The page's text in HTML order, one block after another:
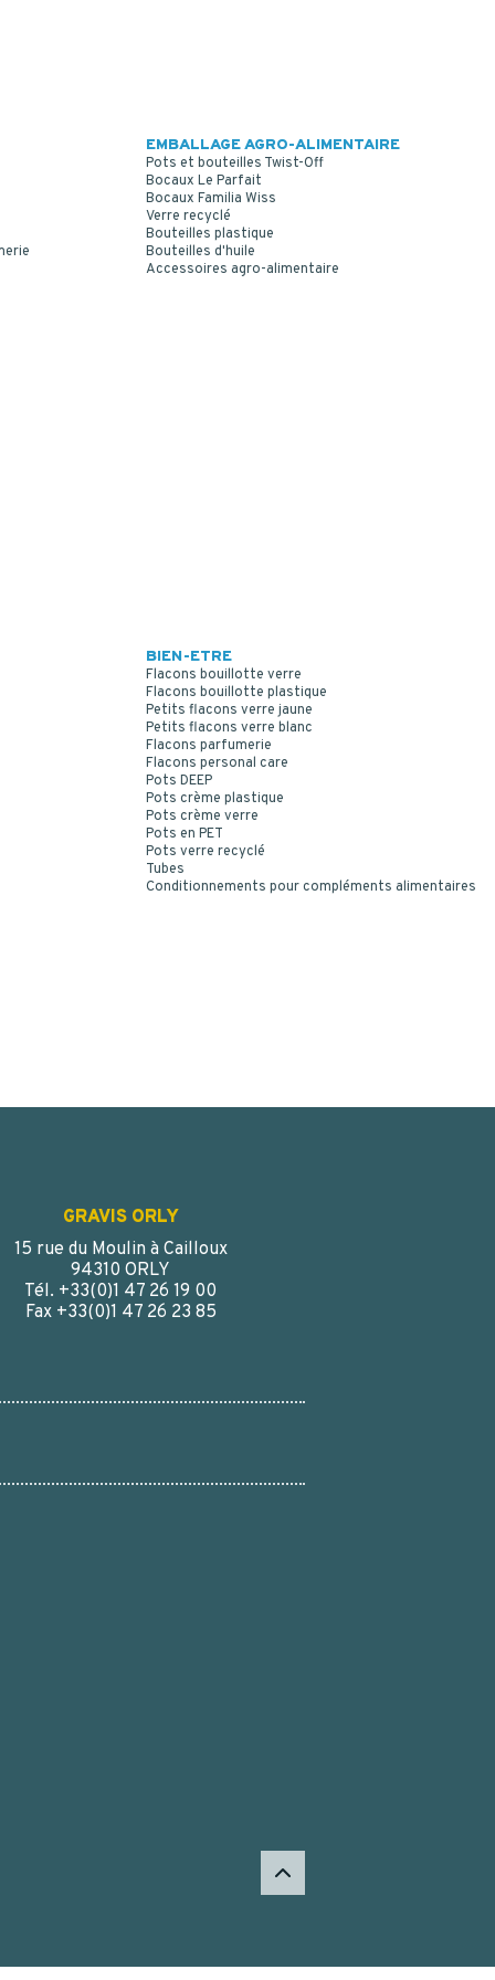
EMBALLAGE AGRO-ALIMENTAIRE
Pots et bouteilles Twist-Off
Bocaux Le Parfait
Bocaux Familia Wiss
Verre recyclé
Bouteilles plastique
Bouteilles d'huile
Accessoires agro-alimentaire
BIEN-ETRE
Flacons bouillotte verre
Flacons bouillotte plastique
Petits flacons verre jaune
Petits flacons verre blanc
Flacons parfumerie
Flacons personal care
Pots DEEP
Pots crème plastique
Pots crème verre
Pots en PET
Pots verre recyclé
Tubes
Conditionnements pour compléments alimentaires
GRAVIS ORLY
15 rue du Moulin à Cailloux
94310 ORLY
Tél. +33(0)1 47 26 19 00
Fax +33(0)1 47 26 23 85